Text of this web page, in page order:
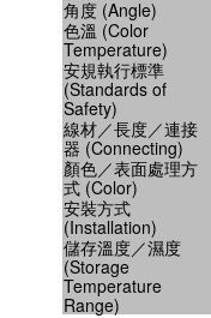
角度 (Angle)
色溫 (Color
Temperature)
安規執行標準
(Standards of
Safety)
線材／長度／連接
器 (Connecting)
顏色／表面處理方
式 (Color)
安裝方式
(Installation)
儲存溫度／濕度
(Storage
Temperature
Range)